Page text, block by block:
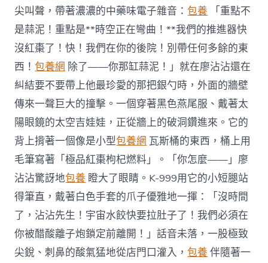
尖叫聲，帶著濃濃的中藥味電子雜音：包養 「重點不
是蒜泥！重點是**時空正在彎曲！**我們的推進器快
沒紅棗了！快！我們在你的後院！別帶任何多餘的東
西！包養網 除了——你那缸蒜泥！」就在廖沾沾還在
糾結要不要帶上他最珍愛的那把銀勺時，外面的牆壁
傳來一聲巨大的撞擊。一個穿著黑色燕尾服、戴著太
陽眼鏡的太空吉娃娃，正從牆上的破洞鑽進來。它的
背上揹著一個像是小型包養網 瓦斯桶的東西，桶上用
毛筆寫著「極品紅棗枸杞燃料」。「你怎麼——」廖
沾沾驚訝地包養 瞪大了眼睛。K-999用它的小短腿站
得筆直，戴著白色手套的爪子優雅地一揮：「沒時間
了，沾沾先生！宇宙水餃快要拉肚子了！我們必須在
你被醋酸離子炮鎖定前離開！」話音未落，一股極致
尖銳、刺鼻的酸氣猛地從店門口灌入，包養 伴隨著一